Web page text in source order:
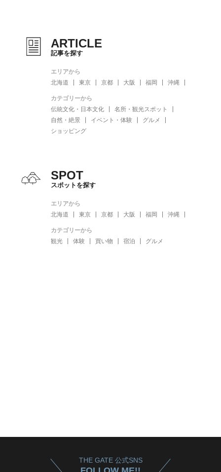
ARTICLE
記事を探す
エリアから
北海道
東京 京都 大阪 福岡 沖縄
カテゴリーから
伝統文化・日本文化
名所・観光スポット
自然・絶景
イベント・体験
グルメ
ショッピング
SPOT
スポットを探す
エリアから
北海道
東京 京都 大阪 福岡 沖縄
カテゴリーから
観光
体験 買い物 宿泊 グルメ
THE GATE 公式SNS